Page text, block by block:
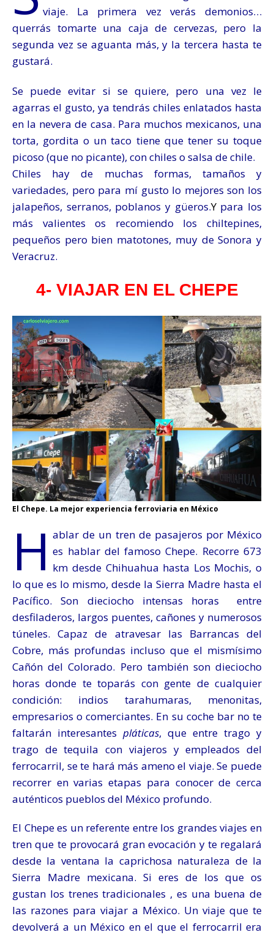
viaje. La primera vez verás demonios…
querrás tomarte una caja de cervezas, pero la
segunda vez se aguanta más, y la tercera hasta te
gustará.
Se puede evitar si se quiere, pero una vez le
agarras el gusto, ya tendrás chiles enlatados hasta
en la nevera de casa. Para muchos mexicanos, una
torta, gordita o un taco tiene que tener su toque
picoso (que no picante), con chiles o salsa de chile.
Chiles hay de muchas formas, tamaños y
variedades, pero para mí gusto lo mejores son los
jalapeños, serranos, poblanos y güeros.Ypara los
más valientes os recomiendo los chiltepines,
pequeños pero bien matotones, muy de Sonora y
Veracruz.
4- VIAJAR EN EL CHEPE
El Chepe. La mejor experiencia ferroviaria en México
H ablar de un tren de pasajeros por México
es hablar del famoso Chepe. Recorre 673
km desde Chihuahua hasta Los Mochis, o
lo que es lo mismo, desde la Sierra Madre hasta el
Pacífico. Son dieciocho intensas horas entre
desfiladeros, largos puentes, cañones y numerosos
túneles. Capaz de atravesar las Barrancas del
Cobre, más profundas incluso que el mismísimo
Cañón del Colorado. Pero también son dieciocho
horas donde te toparás con gente de cualquier
condición: indios tarahumaras, menonitas,
empresarios o comerciantes. En su coche bar no te
faltarán interesantes pláticas, que entre trago y
trago de tequila con viajeros y empleados del
ferrocarril, se te hará más ameno el viaje. Se puede
recorrer en varias etapas para conocer de cerca
auténticos pueblos del México profundo.
El Chepe es un referente entre los grandes viajes en
tren que te provocará gran evocación y te regalará
desde la ventana la caprichosa naturaleza de la
Sierra Madre mexicana. Si eres de los que os
gustan los trenes tradicionales , es una buena de
las razones para viajar a México. Un viaje que te
devolverá a un México en el que el ferrocarril era